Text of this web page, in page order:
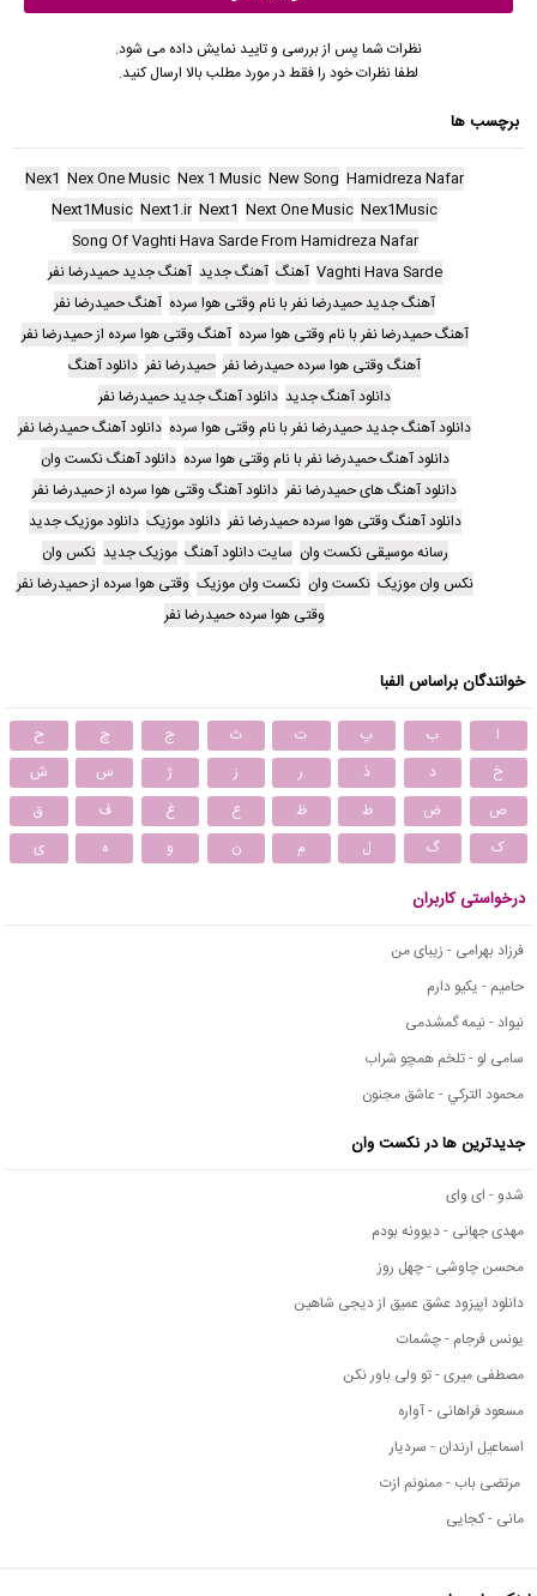
نظرات شما پس از بررسی و تایید نمایش داده می شود.
لطفا نظرات خود را فقط در مورد مطلب بالا ارسال کنید.
برچسب ها
Hamidreza Nafar
New Song
Nex 1 Music
Nex One Music
Nex1
Nex1Music
Next One Music
Next1
Next1.ir
Next1Music
Song Of Vaghti Hava Sarde From Hamidreza Nafar
Vaghti Hava Sarde آهنگ آهنگ جدید آهنگ جدید حمیدرضا نفر
آهنگ جدید حمیدرضا نفر با نام وقتی هوا سرده آهنگ حمیدرضا نفر
آهنگ حمیدرضا نفر با نام وقتی هوا سرده آهنگ وقتی هوا سرده از حمیدرضا نفر
آهنگ وقتی هوا سرده حمیدرضا نفر حمیدرضا نفر دانلود آهنگ
دانلود آهنگ جدید دانلود آهنگ جدید حمیدرضا نفر
دانلود آهنگ جدید حمیدرضا نفر با نام وقتی هوا سرده دانلود آهنگ حمیدرضا نفر
دانلود آهنگ حمیدرضا نفر با نام وقتی هوا سرده دانلود آهنگ نکست وان
دانلود آهنگ های حمیدرضا نفر دانلود آهنگ وقتی هوا سرده از حمیدرضا نفر
دانلود آهنگ وقتی هوا سرده حمیدرضا نفر دانلود موزیک دانلود موزیک جدید
رسانه موسیقی نکست وان سایت دانلود آهنگ موزیک جدید نکس وان
نکس وان موزیک نکست وان نکست وان موزیک وقتی هوا سرده از حمیدرضا نفر
وقتی هوا سرده حمیدرضا نفر
خوانندگان براساس الفبا
ا ب پ ت ث ج چ
ح
خ
د ذ ر ز ژ س
ش
ص
ض ط ظ ع غ ف
ق
ک
گ ل م ن و ه ی
درخواستی کاربران
فرزاد بهرامی - زیبای من
حامیم - یکیو دارم
نیواد - نیمه گمشدمی
سامی لو - تلخم همچو شراب
محمود التركي - عاشق مجنون
جدیدترین ها در نکست وان
شدو - ای وای
مهدی جهانی - دیوونه بودم
محسن چاوشی - چهل روز
دانلود اپیزود عشق عمیق از دیجی شاهین
یونس فرجام - چشمات
مصطفی میری - تو ولی باور نکن
مسعود فراهانی - آواره
اسماعیل ارندان - سردیار
مرتضی باب - ممنونم ازت
مانی - کجایی